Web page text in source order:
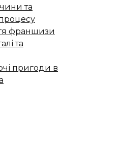
та
франшизи
та
пригоди в